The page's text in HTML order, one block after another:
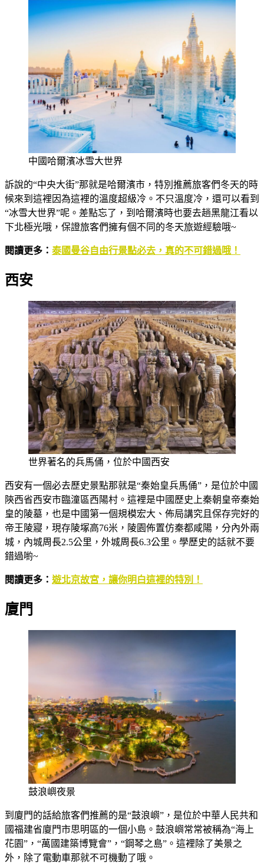
中國哈爾濱冰雪大世界
訴說的“中央大街”那就是哈爾濱市，特別推薦旅客們冬天的時
候來到這裡因為這裡的溫度超級冷。不只溫度冷，還可以看到
“冰雪大世界”呢。差點忘了，到哈爾濱時也要去趟黑龍江看以
下北極光哦，保證旅客們擁有個不同的冬天旅遊經驗哦~
閱讀更多： 泰國曼谷自由行景點必去，真的不可錯過哦！
西安
世界著名的兵馬俑，位於中國西安
西安有一個必去歷史景點那就是“秦始皇兵馬俑”，是位於中國
陝西省西安市臨潼區西陽村。這裡是中國歷史上秦朝皇帝秦始
皇的陵墓，也是中國第一個規模宏大、佈局講究且保存完好的
帝王陵寢，現存陵塚高76米，陵園佈置仿秦都咸陽，分內外兩
城，內城周長2.5公里，外城周長6.3公里。學歷史的話就不要
錯過喲~
閱讀更多： 遊北京故宮，讓你明白這裡的特別！
廈門
鼓浪嶼夜景
到廈門的話給旅客們推薦的是“鼓浪嶼”，是位於中華人民共和
國福建省廈門市思明區的一個小島。鼓浪嶼常常被稱為“海上
花園”，“萬國建築博覽會”，“鋼琴之島”。這裡除了美景之
外，除了電動車那就不可機動了哦。